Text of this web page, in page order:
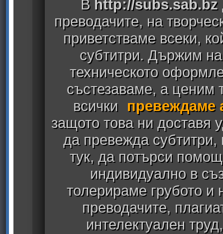
В http://subs.sab.bz
преводачите, на
приветстваме всеки,
субтитри. Държим
техническото
състезаваме, а ценим
всички
превеждаме
защото това ни доставя
да превежда
тук, да потърси
индивидуално в
толерираме грубото
преводачите,
интелектуален